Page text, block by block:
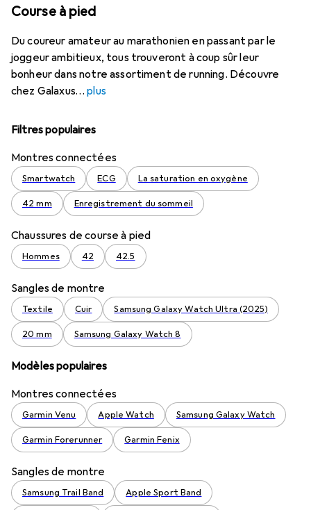
Course à pied
Du coureur amateur au marathonien en passant par le
joggeur ambitieux, tous trouveront à coup sûr leur
bonheur dans notre assortiment de running. Découvre
chez Galaxus
plus
Filtres populaires
Montres connectées
Smartwatch ECG La saturation en oxygène
42 mm Enregistrement du sommeil
Chaussures de course à pied
Hommes 42 42.5
Sangles de montre
Textile Cuir Samsung Galaxy Watch Ultra (2025)
20 mm Samsung Galaxy Watch 8
Modèles populaires
Montres connectées
Garmin Venu Apple Watch Samsung Galaxy Watch
Garmin Forerunner Garmin Fenix
Sangles de montre
Samsung Trail Band Apple Sport Band